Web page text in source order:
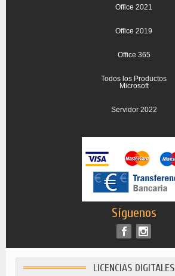
Office 2021
Office 2019
Office 365
Todos los Productos
Microsoft
Servidor 2022
Síguenos
LICENCIAS DIGITALES